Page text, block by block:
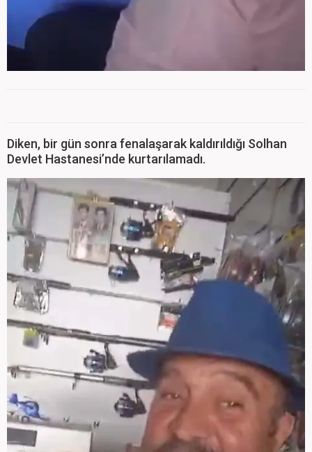
Diken, bir gün sonra fenalaşarak kaldırıldığı Solhan
Devlet Hastanesi’nde kurtarılamadı.